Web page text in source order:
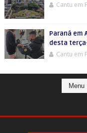
Cantu em
Paraná em
desta
Cantu em